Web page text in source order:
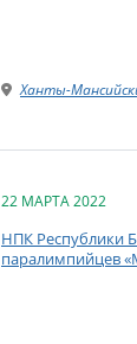
Ханты-
22 МАРТА 2022
НПК Республики
паралимпийцев